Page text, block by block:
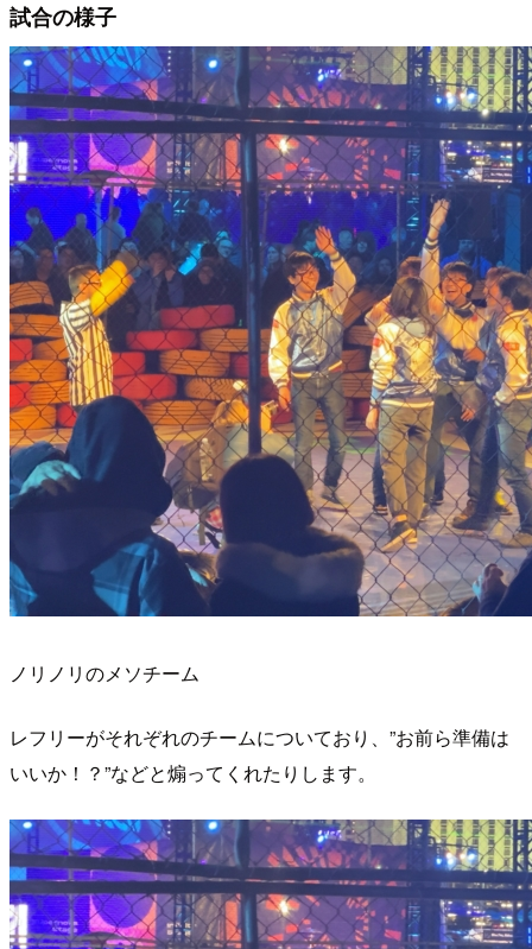
試合の様子
ノリノリのメソチーム
レフリーがそれぞれのチームについており、”お前ら準備は
いいか！？”などと煽ってくれたりします。